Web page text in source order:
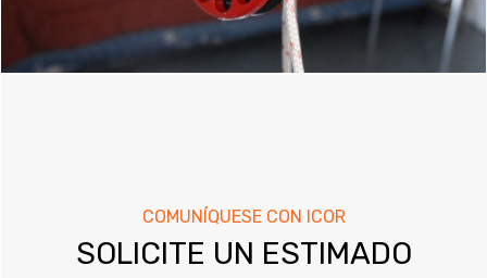
COMUNÍQUESE CON ICOR
SOLICITE UN ESTIMADO